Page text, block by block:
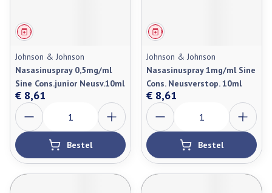
Geneesmiddel
Johnson & Johnson
Nasasinuspray 0,5mg/ml
Sine Cons.junior Neusv.10ml
€ 8,61
Aantal
Bestel
Geneesmiddel
Johnson & Johnson
Nasasinuspray 1mg/ml Sine
Cons. Neusverstop. 10ml
€ 8,61
Aantal
Bestel